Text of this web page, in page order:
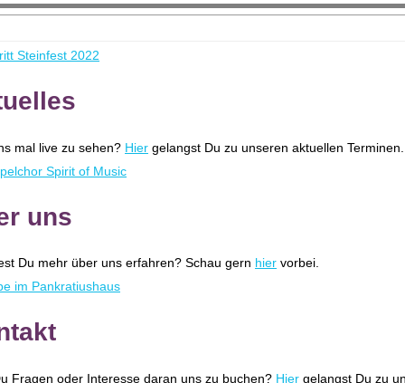
mal live zu sehen? Hier gelangst Du zu unseren aktuellen
uns
Du mehr über uns erfahren? Schau gern hier vorbei.
Fragen oder Interesse daran uns zu buchen? Hier gelangst Du zu